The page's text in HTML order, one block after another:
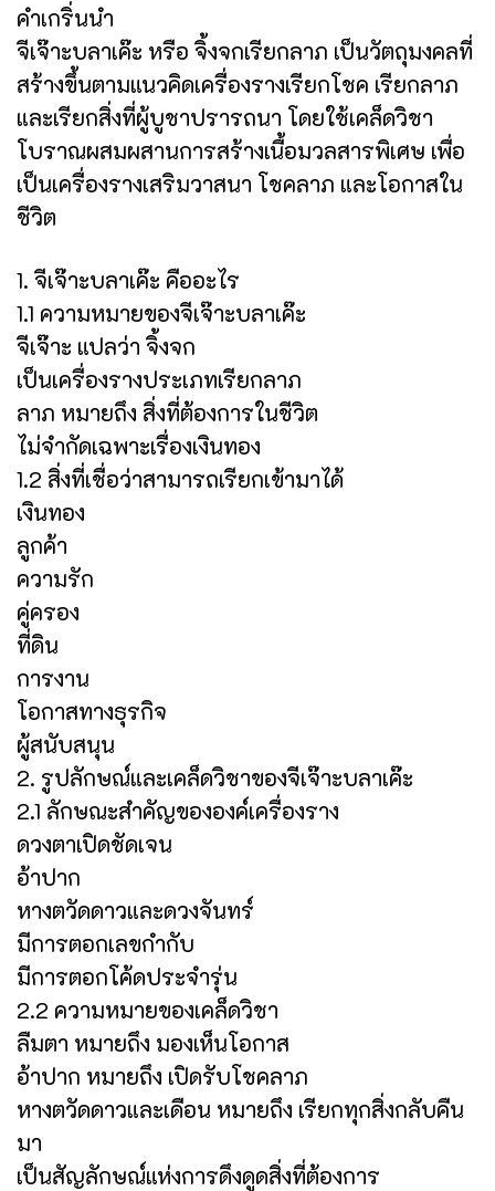
คำเกริ่นนำ
จีเจ๊าะบลาเค๊ะ หรือ จิ้งจกเรียกลาภ เป็นวัตถุมงคลที่
สร้างขึ้นตามแนวคิดเครื่องรางเรียกโชค เรียกลาภ
และเรียกสิ่งที่ผู้บูชาปรารถนา โดยใช้เคล็ดวิชา
โบราณผสมผสานการสร้างเนื้อมวลสารพิเศษ เพื่อ
เป็นเครื่องรางเสริมวาสนา โชคลาภ และโอกาสใน
ชีวิต
1. จีเจ๊าะบลาเค๊ะ คืออะไร
1.1 ความหมายของจีเจ๊าะบลาเค๊ะ
จีเจ๊าะ แปลว่า จิ้งจก
เป็นเครื่องรางประเภทเรียกลาภ
ลาภ หมายถึง สิ่งที่ต้องการในชีวิต
ไม่จำกัดเฉพาะเรื่องเงินทอง
1.2 สิ่งที่เชื่อว่าสามารถเรียกเข้ามาได้
เงินทอง
ลูกค้า
ความรัก
คู่ครอง
ที่ดิน
การงาน
โอกาสทางธุรกิจ
ผู้สนับสนุน
2. รูปลักษณ์และเคล็ดวิชาของจีเจ๊าะบลาเค๊ะ
2.1 ลักษณะสำคัญขององค์เครื่องราง
ดวงตาเปิดชัดเจน
อ้าปาก
หางตวัดดาวและดวงจันทร์
มีการตอกเลขกำกับ
มีการตอกโค้ดประจำรุ่น
2.2 ความหมายของเคล็ดวิชา
ลืมตา หมายถึง มองเห็นโอกาส
อ้าปาก หมายถึง เปิดรับโชคลาภ
หางตวัดดาวและเดือน หมายถึง เรียกทุกสิ่งกลับคืน
มา
เป็นสัญลักษณ์แห่งการดึงดูดสิ่งที่ต้องการ